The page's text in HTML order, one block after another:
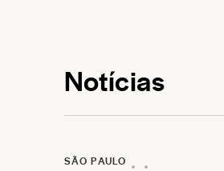
Notícias
SÃO PAULO